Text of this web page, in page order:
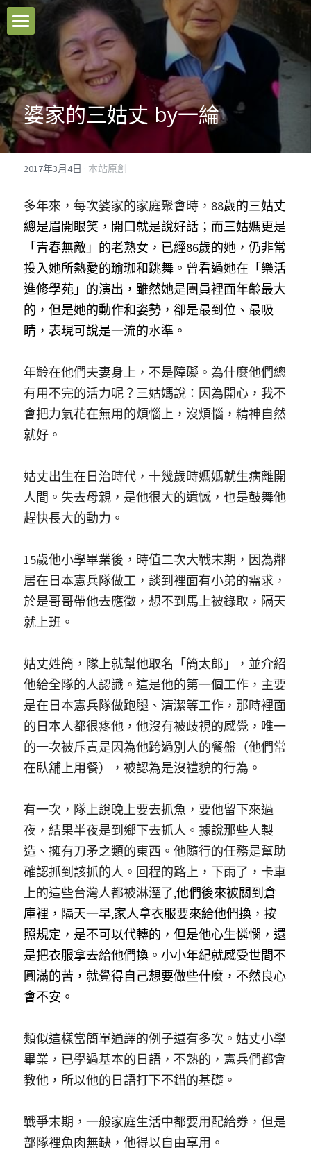
本站原創
好文推薦
影音分享
關於我們
臉書粉專
聯絡我們
Facebook
搜索
婆家的三姑丈 by一綸
2017年3月4日 · 本站原創
多年來，每次婆家的家庭聚會時，88歲的三姑丈
總是眉開眼笑，開口就是說好話；而三姑媽更是
「青春無敵」的老熟女，已經86歲的她，仍非常
投入她所熱愛的瑜珈和跳舞。曾看過她在「樂活
進修學苑」的演出，雖然她是團員裡面年齡最大
的，但是她的動作和姿勢，卻是最到位、最吸
睛，表現可說是一流的水準。
年齡在他們夫妻身上，不是障礙。為什麼他們總
有用不完的活力呢？三姑媽說：因為開心，我不
會把力氣花在無用的煩惱上，沒煩惱，精神自然
就好。
姑丈出生在日治時代，十幾歲時媽媽就生病離開
人間。失去母親，是他很大的遺憾，也是鼓舞他
趕快長大的動力。
15歲他小學畢業後，時值二次大戰末期，因為鄰
居在日本憲兵隊做工，談到裡面有小弟的需求，
於是哥哥帶他去應徵，想不到馬上被錄取，隔天
就上班。
姑丈姓簡，隊上就幫他取名「簡太郎」，並介紹
他給全隊的人認識。這是他的第一個工作，主要
是在日本憲兵隊做跑腿、清潔等工作，那時裡面
的日本人都很疼他，他沒有被歧視的感覺，唯一
的一次被斥責是因為他跨過別人的餐盤（他們常
在臥舖上用餐），被認為是沒禮貌的行為。
有一次，隊上說晚上要去抓魚，要他留下來過
夜，結果半夜是到鄉下去抓人。據說那些人製
造、擁有刀矛之類的東西。他隨行的任務是幫助
確認抓到該抓的人。回程的路上，下雨了，卡車
上的這些台灣人都被淋溼了,他們後來被關到倉
庫裡，隔天一早,家人拿衣服要來給他們換，按
照規定，是不可以代轉的，但是他心生憐憫，還
是把衣服拿去給他們換。小小年紀就感受世間不
圓滿的苦，就覺得自己想要做些什麼，不然良心
會不安。
類似這樣當簡單通譯的例子還有多次。姑丈小學
畢業，已學過基本的日語，不熟的，憲兵們都會
教他，所以他的日語打下不錯的基礎。
戰爭末期，一般家庭生活中都要用配給券，但是
部隊裡魚肉無缺，他得以自由享用。